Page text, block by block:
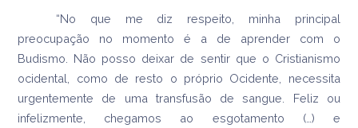
“No que me diz respeito, minha principal
preocupação no momento é a de aprender com o
Budismo. Não posso deixar de sentir que o Cristianismo
ocidental, como de resto o próprio Ocidente, necessita
urgentemente de uma transfusão de sangue. Feliz ou
infelizmente, chegamos ao esgotamento (…) e